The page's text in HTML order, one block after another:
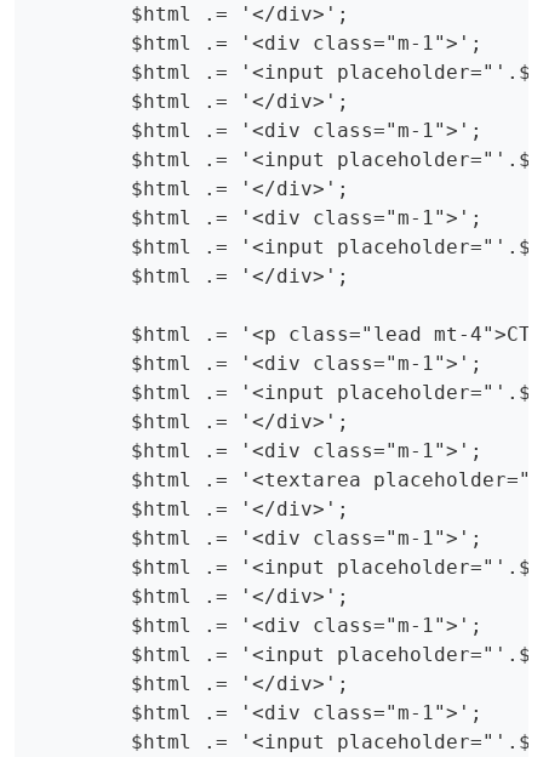
        $html .= '</div>';
        $html .= '<div class="m-1">';
$html .= '<input
        $html .= '</div>';
        $html .= '<div class="m-1">';
$html .= '<input
        $html .= '</div>';
        $html .= '<div class="m-1">';
$html .= '<input
        $html .= '</div>';
$html .= '<p class="lead mt-
        $html .= '<div class="m-1">';
$html .= '<input
        $html .= '</div>';
        $html .= '<div class="m-1">';
$html .= '<textarea
        $html .= '</div>';
        $html .= '<div class="m-1">';
$html .= '<input
        $html .= '</div>';
        $html .= '<div class="m-1">';
$html .= '<input
        $html .= '</div>';
        $html .= '<div class="m-1">';
$html .= '<input